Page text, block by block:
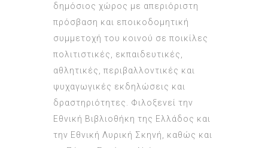
δημόσιος χώρος με απεριόριστη
πρόσβαση και εποικοδομητική
συμμετοχή του κοινού σε ποικίλες
πολιτιστικές, εκπαιδευτικές,
αθλητικές, περιβαλλοντικές και
ψυχαγωγικές εκδηλώσεις και
δραστηριότητες. Φιλοξενεί την
Εθνική Βιβλιοθήκη της Ελλάδος και
την Εθνική Λυρική Σκηνή, καθώς και